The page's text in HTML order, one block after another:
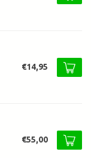
€14,95
€55,00